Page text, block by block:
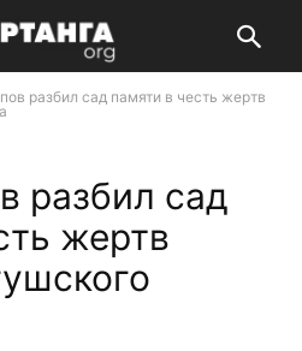
разбил сад памяти в честь жертв
разбил сад
жертв